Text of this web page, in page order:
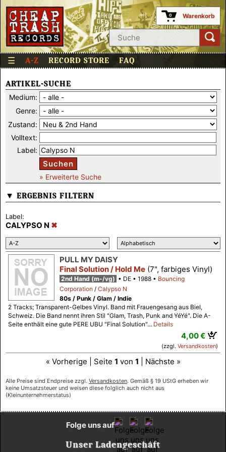
0 Warenkorb
☰ A-Z RECORD STORE FAQ
ARTIKEL-SUCHE
Medium:
Genre:
Zustand:
Volltext:
Label:
Suchen
» Erweiterte Suche
▼ ERGEBNIS FILTERN
Label:
CALYPSO N
PULL MY DAISY
Final Solution / Hold Me (7", farbiges Vinyl)
2nd Hand (m-/vg) DE 1988
Bouncing
Corporation / Calypso N
80s / Punk / Glam / Indie
2 Tracks; Transparent-Gelbes Vinyl. Band mit Frauengesang aus Biel,
Schweiz. Die Band nennt ihren Stil "Glam, Trash, Punk and YéYé". Die A-
Seite enthält eine gute PERE UBU "Final Solution"... Details
4,00 €
(zzgl. Versandkosten)
« Vorherige | Seite 1 von 1 | Nächste »
Alle Preise sind Endpreise zzgl. Versandkosten. Gemäß § 19 UStG erheben wir
keine Umsatzsteuer und weisen diese folglich auch nicht aus
(Kleinunternehmerstatus)
Unser Ladengeschäft
Folge uns auf